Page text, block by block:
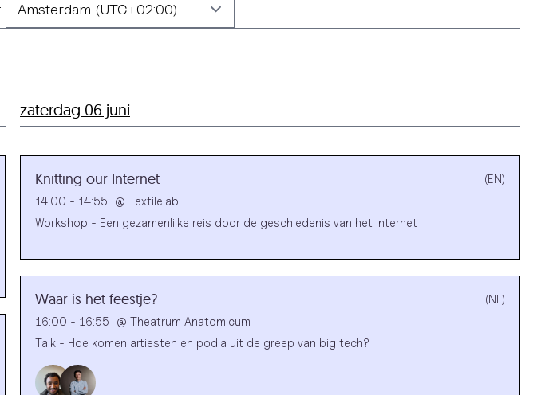
zaterdag 06 juni
(EN)
Knitting our Internet
14:00 - 14:55 @ Textilelab
Workshop - Een gezamenlijke reis door de geschiedenis van het internet
(NL)
Waar is het feestje?
16:00 - 16:55 @ Theatrum Anatomicum
Talk - Hoe komen artiesten en podia uit de greep van big tech?